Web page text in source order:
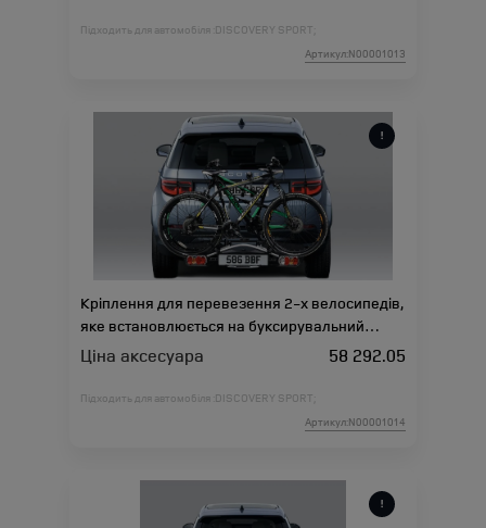
Підходить для автомобіля : DISCOVERY SPORT;
Артикул:N00001013
Кріплення для перевезення 2-х велосипедів,
яке встановлюється на буксирувальний
пристрій
Ціна аксесуара 58 292.05
Підходить для автомобіля : DISCOVERY SPORT;
Артикул:N00001014